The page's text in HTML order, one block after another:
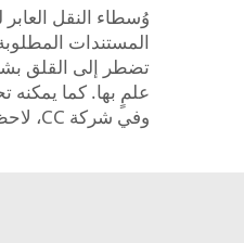
وُسطاء النقل
المستندات
تضطر إلى القلق
علمٍ بها. كما
وفي شركة CC، لاحظنا مدى سهولة الأمر على عملائنا عند الاستعانة بوسيط شحن. فالأمر يشبه امتلاك مرشدٍ يعرف أفضل الطرق.